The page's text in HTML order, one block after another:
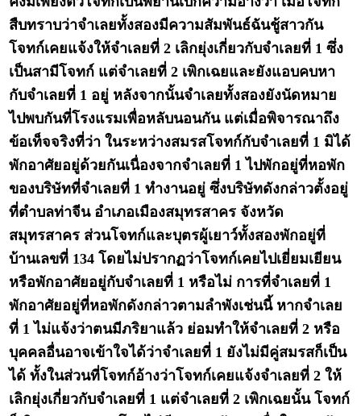
สืบทราบว่าจำเลยทั้งสองมีความสัมพันธ์ฉันชู้สาวกัน
โจทก์เคยแจ้งให้จำเลยที่ 2 เลิกยุ่งเกี่ยวกับจำเลยที่ 1 ซึ่ง
เป็นสามีโจทก์ แต่จำเลยที่ 2 เพิกเฉยและยังแอบคบหา
กับจำเลยที่ 1 อยู่ หลังจากนั้นจำเลยทั้งสองยังนัดหมาย
ไปพบกันที่โรงแรมเพื่อหลับนอนกัน แต่เมื่อพิจารณาถึง
ข้อเท็จจริงที่ว่า ในระหว่างสมรสโจทก์กับจำเลยที่ 1 มิได้
พักอาศัยอยู่ด้วยกันเนื่องจากจำเลยที่ 1 ไปพักอยู่ที่หอพัก
ของบริษัทที่จำเลยที่ 1 ทำงานอยู่ ซึ่งบริษัทดังกล่าวตั้งอยู่
ที่ตำบลท่าจีน อำเภอเมืองสมุทรสาคร จังหวัด
สมุทรสาคร ส่วนโจทก์และบุตรผู้เยาว์ทั้งสองพักอยู่ที่
บ้านเลขที่ 134 โดยไม่ปรากฏว่าโจทก์เคยไปเยี่ยมเยียน
หรือพักอาศัยอยู่กับจำเลยที่ 1 หรือไม่ การที่จำเลยที่ 1
พักอาศัยอยู่ที่หอพักดังกล่าวตามลำพังเช่นนี้ หากจำเลย
ที่ 1 ไม่แจ้งว่าตนมีภริยาแล้ว ย่อมทำให้จำเลยที่ 2 หรือ
บุคคลอื่นอาจเข้าใจได้ว่าจำเลยที่ 1 ยังไม่มีคู่สมรสก็เป็น
ได้ ทั้งในส่วนที่โจทก์อ้างว่าโจทก์เคยแจ้งจำเลยที่ 2 ให้
เลิกยุ่งเกี่ยวกับจำเลยที่ 1 แต่จำเลยที่ 2 เพิกเฉยนั้น โจทก์